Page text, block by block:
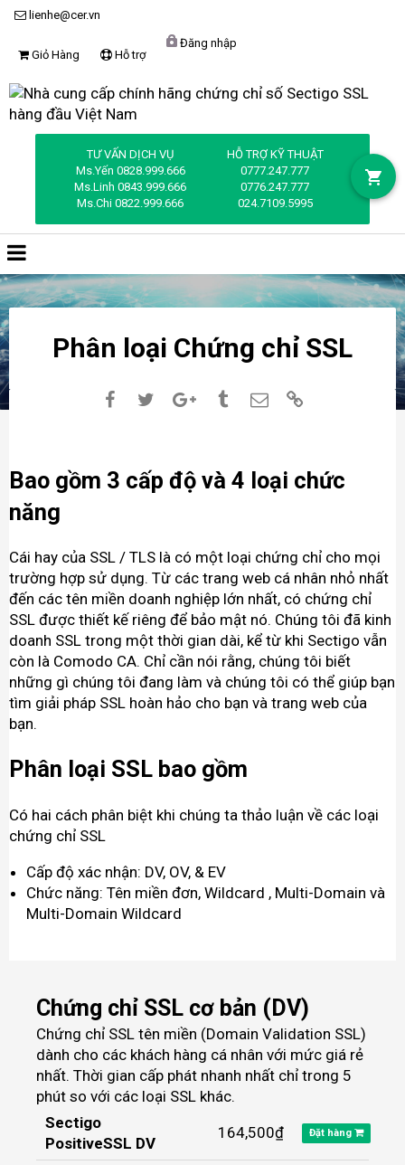
lienhe@cer.vn
Giỏ Hàng Hỗ trợ
Đăng nhập
TƯ VẤN DỊCH VỤ
Ms.Yến 0828.999.666
Ms.Linh 0843.999.666
Ms.Chi 0822.999.666
HỖ TRỢ KỸ THUẬT
0777.247.777
0776.247.777
024.7109.5995
Phân loại Chứng chỉ SSL
Facebook
Twitter Google+Tumblr Email
Bao gồm 3 cấp độ và 4 loại chức
năng
Cái hay của SSL / TLS là có một loại chứng chỉ cho mọi
trường hợp sử dụng. Từ các trang web cá nhân nhỏ nhất
đến các tên miền doanh nghiệp lớn nhất, có chứng chỉ
SSL được thiết kế riêng để bảo mật nó. Chúng tôi đã kinh
doanh SSL trong một thời gian dài, kể từ khi Sectigo vẫn
còn là Comodo CA. Chỉ cần nói rằng, chúng tôi biết
những gì chúng tôi đang làm và chúng tôi có thể giúp bạn
tìm giải pháp SSL hoàn hảo cho bạn và trang web của
bạn.
Phân loại SSL bao gồm
Có hai cách phân biệt khi chúng ta thảo luận về các loại
chứng chỉ SSL
Cấp độ xác nhận: DV, OV, & EV
Chức năng: Tên miền đơn, Wildcard , Multi-Domain và
Multi-Domain Wildcard
Chứng chỉ SSL cơ bản (DV)
Chứng chỉ SSL tên miền (Domain Validation SSL)
dành cho các khách hàng cá nhân với mức giá rẻ
nhất. Thời gian cấp phát nhanh nhất chỉ trong 5
phút so với các loại SSL khác.
Sectigo
PositiveSSL DV
164,500₫ Đặt hàng